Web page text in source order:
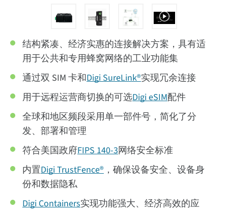
结构紧凑、经济实惠的连接解决方案，具有适
用于公共和专用蜂窝网络的工业功能集
通过双 SIM 卡和Digi SureLink®实现冗余连接
用于远程运营商切换的可选Digi eSIM配件
全球和地区频段采用单一部件号，简化了分
发、部署和管理
符合美国政府FIPS 140-3网络安全标准
内置Digi TrustFence®，确保设备安全、设备身
份和数据隐私
Digi Containers实现功能强大、经济高效的应